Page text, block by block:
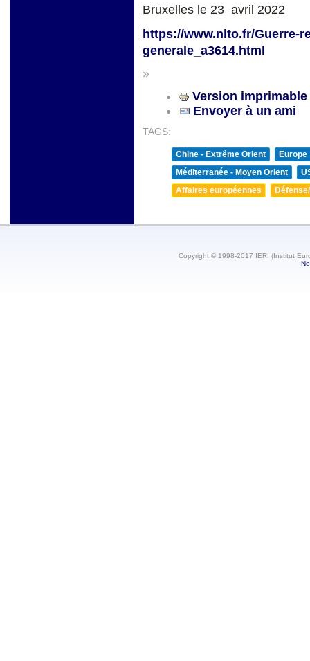
Bruxelles le 23 avril 2022
https://www.nlto.fr/Guerre-
generale_a3614.html
»
Version imprimable
Envoyer à un ami
TAGS:
Chine - Extrême Orient
Europe
Méditerranée - Moyen Orient
Affaires européennes
Copyright © 1998-2017 IERI (Institut